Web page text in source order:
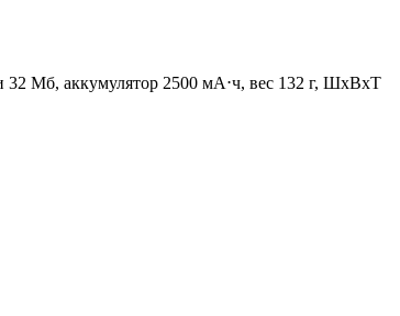
32 Мб, аккумулятор 2500 мА⋅ч, вес 132 г, ШxВxТ